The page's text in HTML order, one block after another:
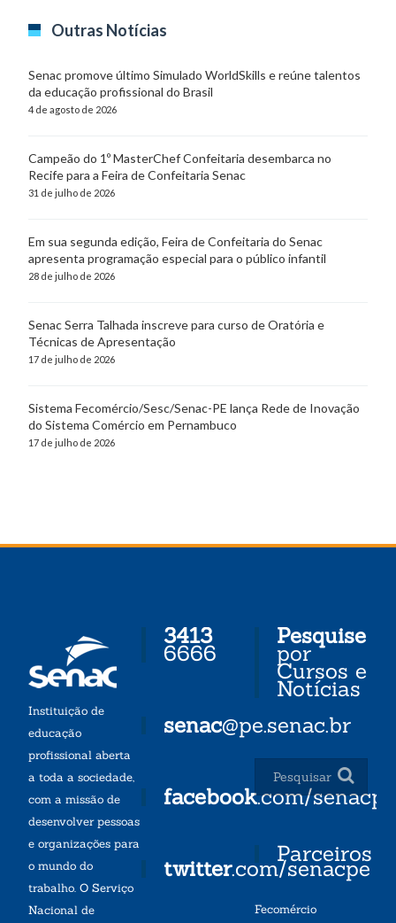
Outras Notícias
Senac promove último Simulado WorldSkills e reúne talentos
da educação profissional do Brasil
4 de agosto de 2026
Campeão do 1º MasterChef Confeitaria desembarca no
Recife para a Feira de Confeitaria Senac
31 de julho de 2026
Em sua segunda edição, Feira de Confeitaria do Senac
apresenta programação especial para o público infantil
28 de julho de 2026
Senac Serra Talhada inscreve para curso de Oratória e
Técnicas de Apresentação
17 de julho de 2026
Sistema Fecomércio/Sesc/Senac-PE lança Rede de Inovação
do Sistema Comércio em Pernambuco
17 de julho de 2026
Instituição de
educação
profissional aberta
a toda a sociedade,
com a missão de
desenvolver pessoas
e organizações para
o mundo do
trabalho. O Serviço
Nacional de
3413
6666
senac@pe.senac.br
facebook.com/senacpe
twitter.com/senacpe
Pesquise
por
Cursos e
Notícias
Parceiros
Fecomércio